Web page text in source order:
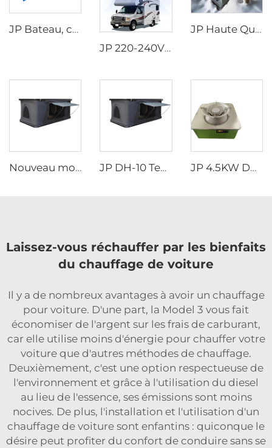
JP Bateau, caravane, fourgon aménagé, motorhome, RV Poêle à gaz inox avec brûleur escamotable et évier intégré avec robinet
JP 220-240V 50Hz 220V Climatiseur sur toit pour voiture ou camping-car
JP Haute Qualité 2kw Chauffage Diesel pour Voiture Tout-en-un, Chauffage Diesel Air Stationnaire 12v 24v pour Voiture, Camping-car, Camion
Nouveau modèle JP DH-11 Tente de toit pour voiture Coque rigide en aluminium Triangle Clamshell JP DH-10 Tente de toit pliable Coque rigide Tente de toit pour voiture SUV Véhicules tout-terrain JP 4.5KW DC12V Diesel Poêle Portable pour Camping-car Camionnette Portable Voiture Caravane RV Poêle au Diesel
Laissez-vous réchauffer par les bienfaits
du chauffage de voiture
Il y a de nombreux avantages à avoir un chauffage
pour voiture. D'une part, la Model 3 vous fait
économiser de l'argent sur les frais de carburant,
car elle utilise moins d'énergie pour chauffer votre
voiture que d'autres méthodes de chauffage.
Deuxièmement, c'est une option respectueuse de
l'environnement et grâce à l'utilisation du diesel
au lieu de l'essence, ses émissions sont moins
nocives. De plus, l'installation et l'utilisation d'un
chauffage de voiture sont enfantins : quiconque le
désire peut profiter du confort de conduire sans se